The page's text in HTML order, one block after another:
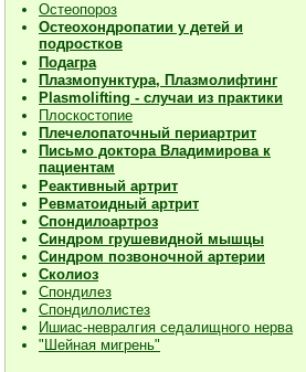
Остеопороз
Остеохондропатии у детей и
подростков
Подагра
Плазмопунктура, Плазмолифтинг
Plasmolifting - случаи из практики
Плоскостопие
Плечелопаточный периартрит
Письмо доктора Владимирова к
пациентам
Реактивный артрит
Ревматоидный артрит
Спондилоартроз
Синдром грушевидной мышцы
Синдром позвоночной артерии
Сколиоз
Спондилез
Спондилолистез
Ишиас-невралгия седалищного нерва
"Шейная мигрень"